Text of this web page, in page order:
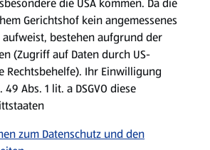
Tab)
downloaden
Gerichtshof kein angemessenes
aufweist, bestehen aufgrund der
(Zugriff auf Daten durch US-
Rechtsbehelfe). Ihr Einwilligung
Abs. 1 lit. a DSGVO diese
zum Datenschutz und den